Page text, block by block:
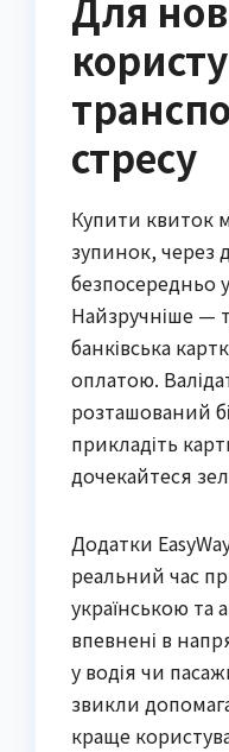
стресу
Купити квиток
зупинок, через
безпосередньо
Найзручніше —
банківська
оплатою.
розташований
прикладіть
дочекайтеся
Додатки
реальний час
українською та
впевнені в
у водія чи
звикли
краще